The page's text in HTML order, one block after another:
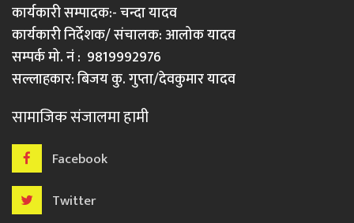
कार्यकारी सम्पादक:- चन्दा यादव
कार्यकारी निर्देशक/ संचालक: आलोक यादव
सम्पर्क मो. नं : 9819992976
सल्लाहकार: बिजय कु. गुप्ता/देवकुमार यादव
सामाजिक संजालमा हामी
Facebook
Twitter